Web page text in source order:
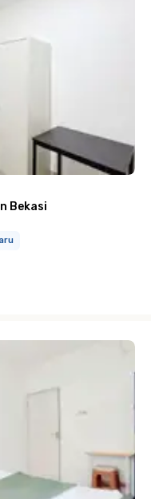
Bekasi